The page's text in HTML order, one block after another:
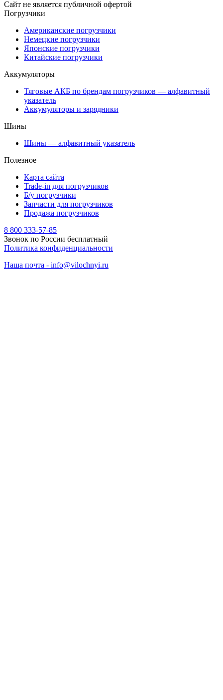
Сайт не является публичной офертой
Погрузчики
Американские погрузчики
Немецкие погрузчики
Японские погрузчики
Китайские погрузчики
Аккумуляторы
Тяговые АКБ по брендам погрузчиков — алфавитный
указатель
Аккумуляторы и зарядники
Шины
Шины — алфавитный указатель
Полезное
Карта сайта
Trade-in для погрузчиков
Б/у погрузчики
Запчасти для погрузчиков
Продажа погрузчиков
8 800 333-57-85
Звонок по России бесплатный
Политика конфиденциальности
Наша почта - info@vilochnyi.ru